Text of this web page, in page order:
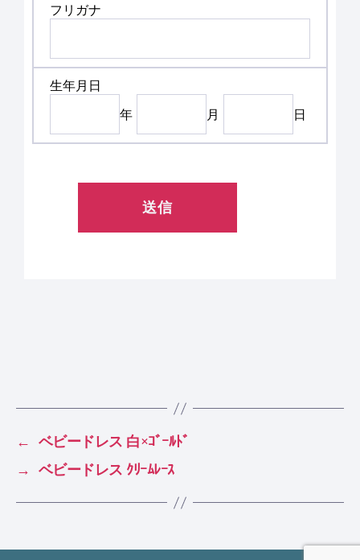
フリガナ
生年月日
年
月 日
← ベビードレス 白×ｺﾞｰﾙﾄﾞ
→ ベビードレス ｸﾘｰﾑﾚｰｽ